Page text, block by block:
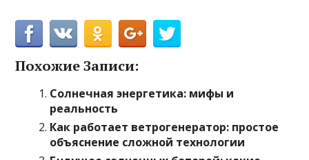
Похожие Записи:
Солнечная энергетика: мифы и
реальность
Как работает ветрогенератор: простое
объяснение сложной технологии